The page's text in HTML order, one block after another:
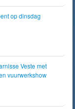
op dinsdag
Veste met
vuurwerkshow